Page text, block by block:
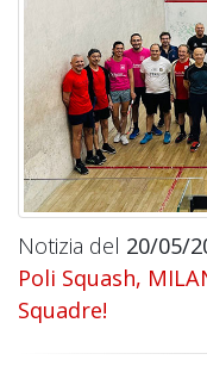
Notizia del 20/05/
Poli Squash,
Squadre!